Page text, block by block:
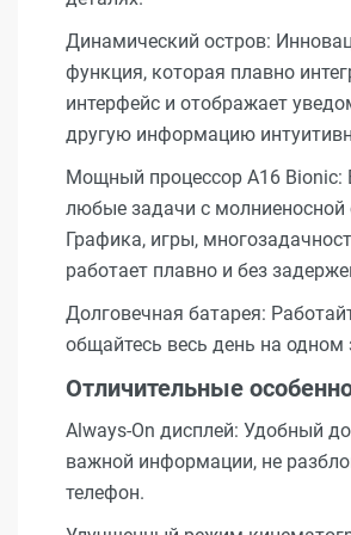
Динамический остров:
функция, которая плавно
интерфейс и отображает
другую информацию
Мощный процессор A16 Bionic:
любые задачи с молниеносной
Графика, игры,
работает плавно и без
Долговечная батарея:
общайтесь весь день на одном
Отличительные
Always-On дисплей: Удобный
важной информации, не
телефон.